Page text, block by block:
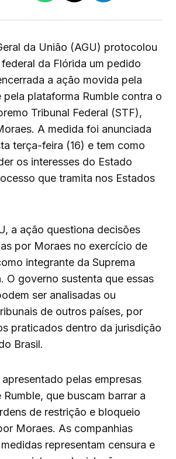
da União (AGU) protocolou
da Flórida um pedido
a ação movida pela
pela plataforma Rumble contra o
Tribunal Federal (STF),
A medida foi anunciada
terça-feira (16) e tem como
os interesses do Estado
que tramita nos Estados
a ação questiona decisões
por Moraes no exercício de
integrante da Suprema
O governo sustenta que essas
ser analisadas ou
de outros países, por
praticados dentro da jurisdição
Brasil.
pelas empresas
que buscam barrar a
de restrição e bloqueio
Moraes. As companhias
representam censura e